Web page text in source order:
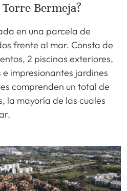
Bermeja?
en una parcela de
frente al mar. Consta de
2 piscinas exteriores,
impresionantes jardines
comprenden un total de
la mayoría de las cuales